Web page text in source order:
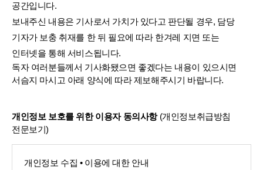
공간입니다.
보내주신 내용은 기사로서 가치가 있다고 판단될 경우, 담당
기자가 보충 취재를 한 뒤 필요에 따라 한겨레 지면 또는
인터넷을 통해 서비스됩니다.
독자 여러분들께서 기사화됐으면 좋겠다는 내용이 있으시면
서슴지 마시고 아래 양식에 따라 제보해주시기 바랍니다.
개인정보 보호를 위한 이용자 동의사항(개인정보취급방침
전문보기)
개인정보 수집 • 이용에 대한 안내